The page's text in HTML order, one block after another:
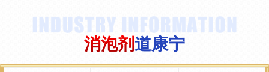
消泡剂道康宁